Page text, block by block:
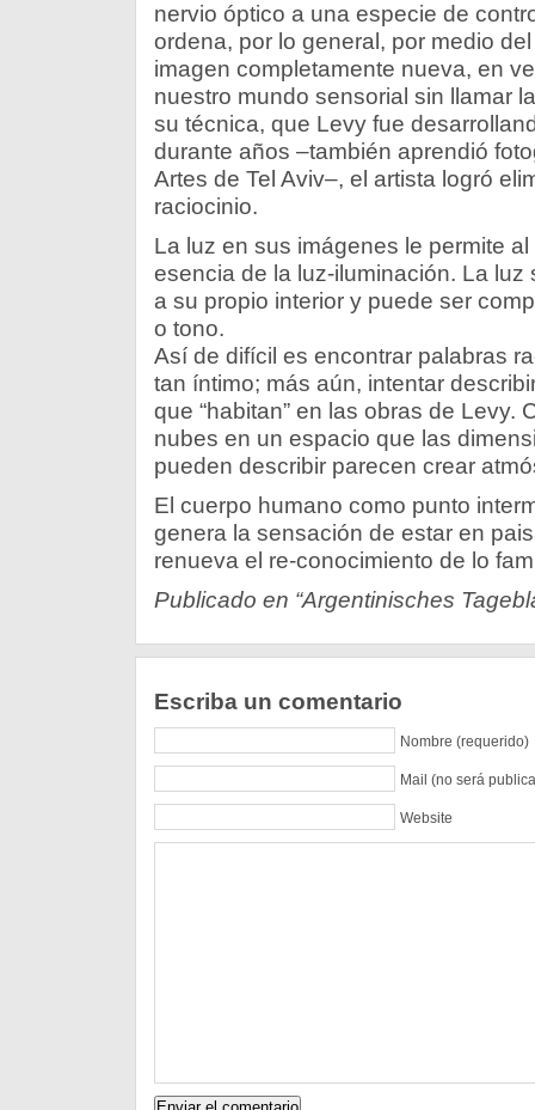
nervio óptico a una especie de
ordena, por lo general, por medio
imagen completamente nueva, en
nuestro mundo sensorial sin llamar
su técnica, que Levy fue
durante años –también aprendió
Artes de Tel Aviv–, el artista logró
raciocinio.
La luz en sus imágenes le permite
esencia de la luz-iluminación. La luz
a su propio interior y puede ser
o tono.
Así de difícil es encontrar palabras
tan íntimo; más aún, intentar
que “habitan” en las obras de Levy.
nubes en un espacio que las
pueden describir parecen crear
El cuerpo humano como punto
genera la sensación de estar en
renueva el re-conocimiento de lo
Publicado en “Argentinisches
Escriba un comentario
Nombre (requerido)
Mail (no será
Website